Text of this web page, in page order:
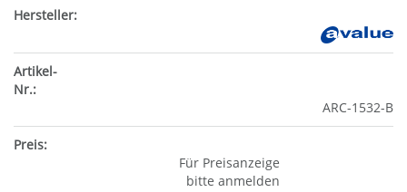
ARC-1532-B
Für Preisanzeige
bitte anmelden